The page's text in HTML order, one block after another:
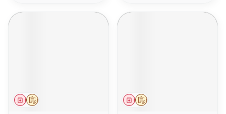
Op voorschrift
Geneesmiddel Op voorschrift
Geneesmiddel